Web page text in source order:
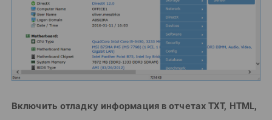
Включить отладку информация в отчетах TXT, HTML,